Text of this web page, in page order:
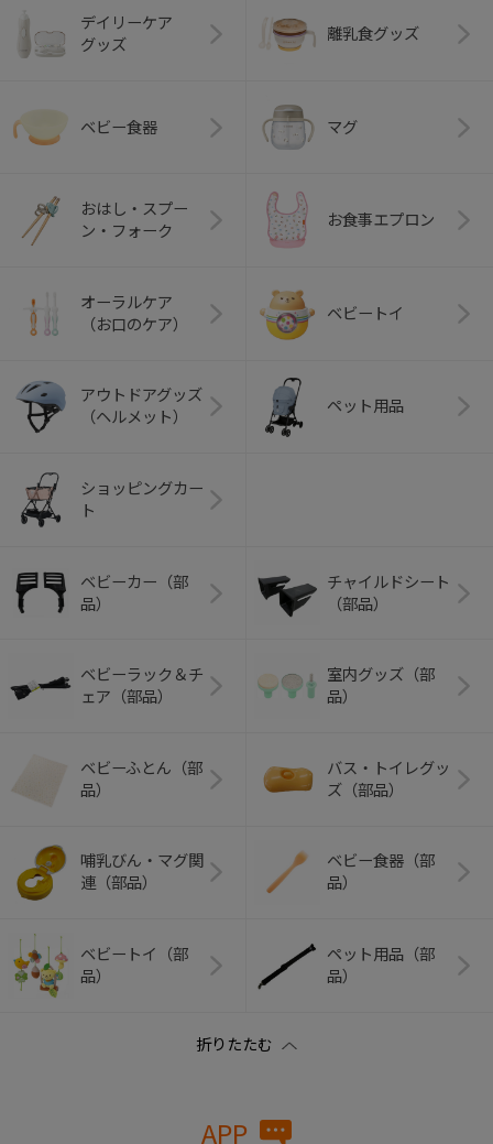
デイリーケア
グッズ
離乳食グッズ
ベビー食器 マグ
おはし・スプー
ン・フォーク
お食事エプロン
オーラルケア
（お口のケア）
ベビートイ
アウトドアグッズ
（ヘルメット）
ペット用品
ショッピングカー
ト
ベビーカー（部
品）
チャイルドシート
（部品）
ベビーラック＆チ
ェア（部品）
室内グッズ（部
品）
ベビーふとん（部
品）
バス・トイレグッ
ズ（部品）
哺乳びん・マグ関
連（部品）
ベビー食器（部
品）
ベビートイ（部
品）
ペット用品（部
品）
APP